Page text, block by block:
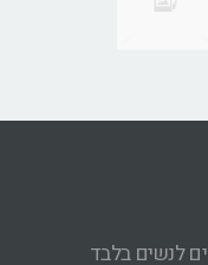
לנשים בלבד